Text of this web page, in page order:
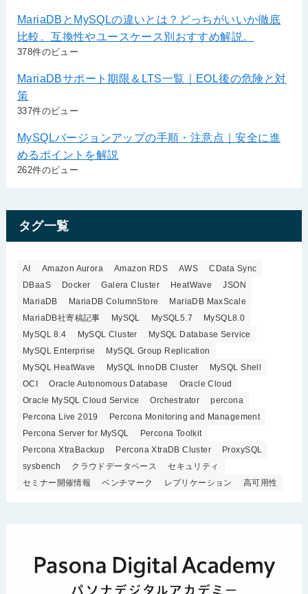
MariaDBとMySQLの違いとは？どっちがいいか徹底
比較。互換性やユースケース別おすすめ解説。
378件のビュー
MariaDBサポート期限＆LTS一覧｜EOL後の危険と対
策
337件のビュー
MySQLバージョンアップの手順・注意点｜安全に進
めるポイントを解説
262件のビュー
タグ一覧
AI Amazon Aurora Amazon RDS AWS
CData Sync
DBaaS
Docker Galera Cluster HeatWave
JSON
MariaDB
MariaDB ColumnStore
MariaDB MaxScale
MariaDB社寄稿記事
MySQL MySQL5.7
MySQL8.0
MySQL 8.4
MySQL Cluster
MySQL Database Service
MySQL Enterprise
MySQL Group Replication
MySQL HeatWave
MySQL InnoDB Cluster
MySQL Shell
OCI
Oracle Autonomous Database
Oracle Cloud
Oracle MySQL Cloud Service
Orchestrator
percona
Percona Live 2019
Percona Monitoring and Management
Percona Server for MySQL
Percona Toolkit
Percona XtraBackup
Percona XtraDB Cluster
ProxySQL
sysbench
クラウドデータベース
セキュリティ
セミナー開催情報
ベンチマーク レプリケーション 高可用性